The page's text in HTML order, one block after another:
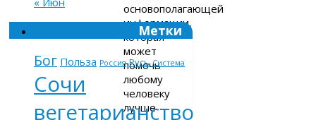
основополагающей
информации,
которая
может
помочь
любому
человеку
лучше
Метки
Бог Польза Россия Русь Система
Сочи
вегетарианство